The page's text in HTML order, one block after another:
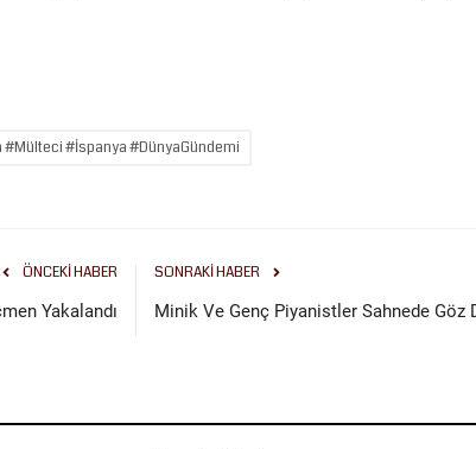
#İspanya #DünyaGündemi
ÖNCEKI HABER
Yakalandı
SONRAKI HABER
Minik Ve Genç Piyanistler Sahnede Göz
statüsündeki sözleşmeli...